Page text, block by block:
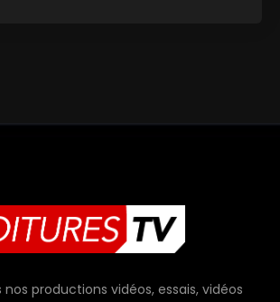
productions vidéos, essais, vidéos